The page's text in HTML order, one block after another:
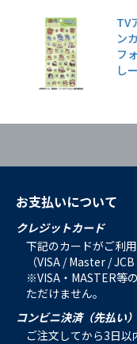
TV
ン
フ
し
お支払いについて
クレジットカード
下記のカードがご利用
（VISA / Master /
※VISA・MASTER等
ただけません。
コンビニ決済（先払い）
ご注文してから3日以